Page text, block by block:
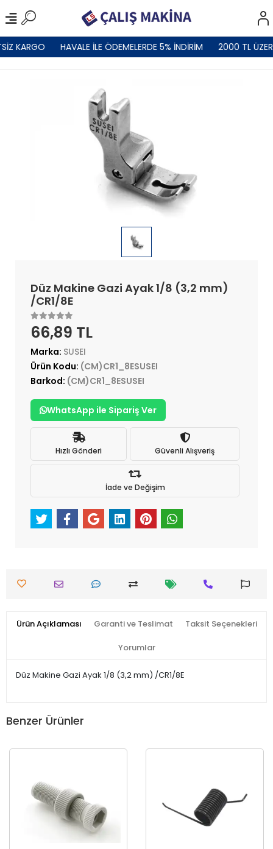
KARGO HAVALE İLE ÖDEMELERDE 5% İNDİRİM 2000 TL
Düz Makine Gazi Ayak 1/8 (3,2 mm)
/CR1/8E
66,89 TL
Marka: SUSEI
Ürün Kodu: (CM)CR1_8ESUSEI
Barkod: (CM)CR1_8ESUSEI
WhatsApp ile Sipariş Ver
Hızlı Gönderi Güvenli Alışveriş
İade ve Değişim
Ürün Açıklaması Garanti ve Teslimat Taksit Seçenekleri
Yorumlar
Düz Makine Gazi Ayak 1/8 (3,2 mm) /CR1/8E
Benzer Ürünler